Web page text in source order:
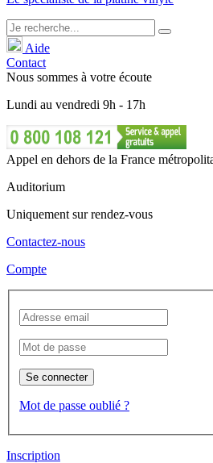
Aide
Contact
Nous sommes à votre écoute
Lundi au vendredi 9h - 17h
Appel en dehors de la France
Auditorium
Uniquement sur rendez-vous
Contactez-nous
Compte
Se connecter
Mot de passe oublié ?
Inscription